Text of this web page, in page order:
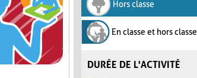
Hors classe
En classe et hors classe
DURÉE DE L'ACTIVITÉ